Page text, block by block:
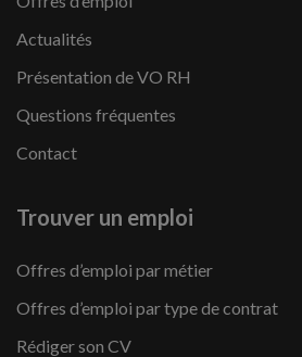
Actualités
Présentation de VO RH
Questions fréquentes
Contact
Trouver un emploi
Offres d’emploi par métier
Offres d’emploi par type de contrat
Rédiger son CV